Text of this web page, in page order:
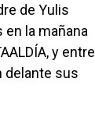
de Yulis
la mañana
y entre
delante sus